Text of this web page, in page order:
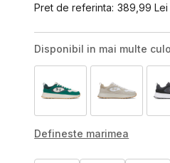
Pret de referinta: 389,99 Lei
Disponibil in mai multe
Defineste marimea